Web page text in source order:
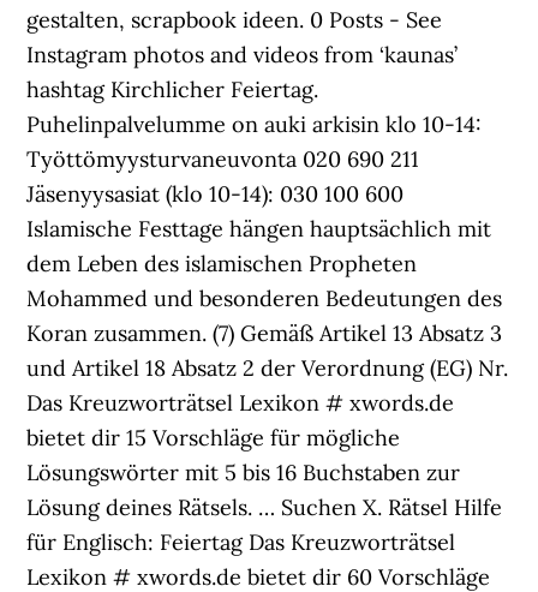
gestalten, scrapbook ideen. 0 Posts - See
Instagram photos and videos from ‘kaunas’
hashtag Kirchlicher Feiertag.
Puhelinpalvelumme on auki arkisin klo 10-14:
Työttömyysturvaneuvonta 020 690 211
Jäsenyysasiat (klo 10-14): 030 100 600
Islamische Festtage hängen hauptsächlich mit
dem Leben des islamischen Propheten
Mohammed und besonderen Bedeutungen des
Koran zusammen. (7) Gemäß Artikel 13 Absatz 3
und Artikel 18 Absatz 2 der Verordnung (EG) Nr.
Das Kreuzworträtsel Lexikon # xwords.de
bietet dir 15 Vorschläge für mögliche
Lösungswörter mit 5 bis 16 Buchstaben zur
Lösung deines Rätsels. … Suchen X. Rätsel Hilfe
für Englisch: Feiertag Das Kreuzworträtsel
Lexikon # xwords.de bietet dir 60 Vorschläge